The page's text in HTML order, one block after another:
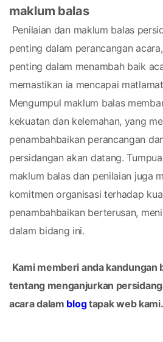
maklum balas
penting dalam perancangan
penting dalam menambah baik
memastikan ia mencapai
Mengumpul maklum balas
kekuatan dan kelemahan, yang
penambahbaikan perancangan
persidangan akan datang.
maklum balas dan penilaian juga
komitmen organisasi terhadap
penambahbaikan berterusan,
dalam bidang ini.
Kami memberi anda kandungan
tentang menganjurkan
acara dalam blog tapak web kami.